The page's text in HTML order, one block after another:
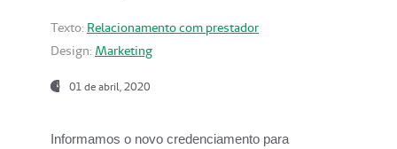
Texto: Relacionamento com prestador
Design: Marketing
01 de abril, 2020
Informamos o novo credenciamento para